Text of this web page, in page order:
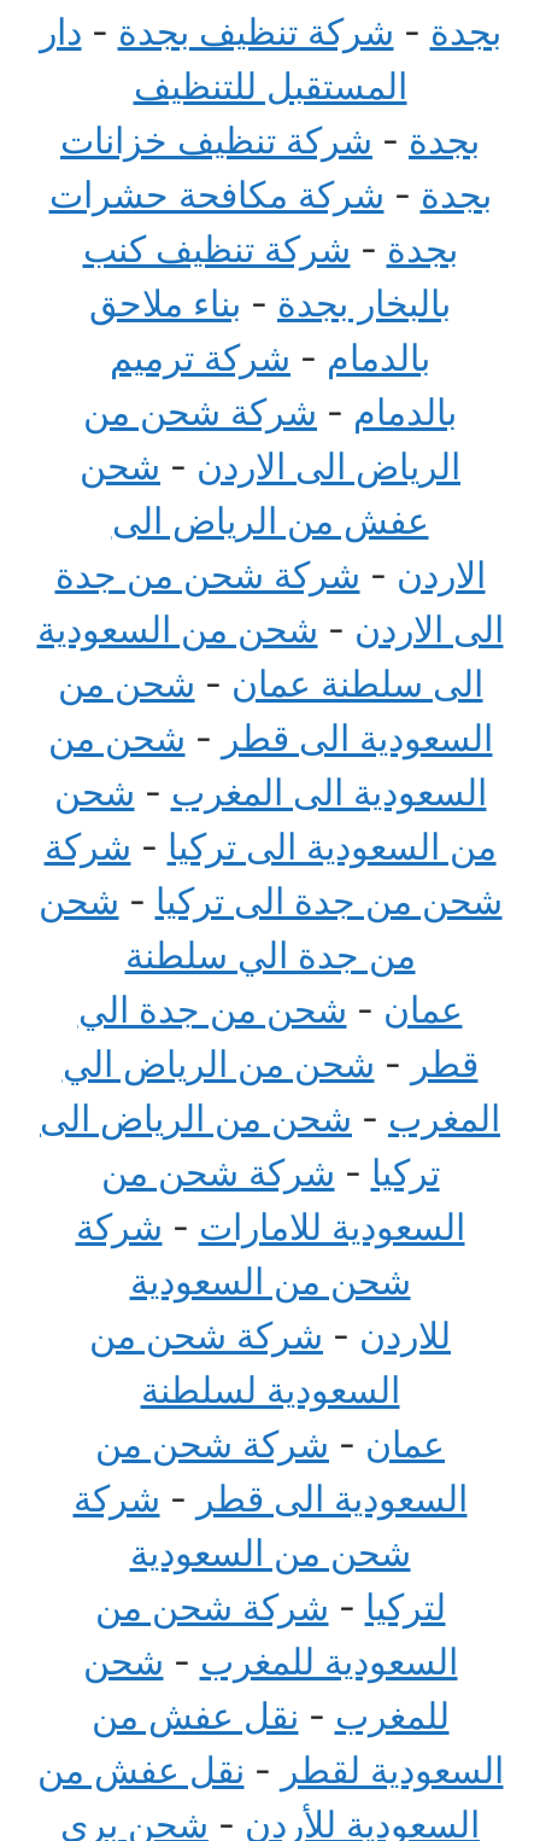
بجدة - شركة تنظيف بجدة - دار
المستقبل للتنظيف
بجدة - شركة تنظيف خزانات
بجدة - شركة مكافحة حشرات
بجدة - شركة تنظيف كنب
بالبخار بجدة - بناء ملاحق
بالدمام - شركة ترميم
بالدمام - شركة شحن من
الرياض الى الاردن - شحن
عفش من الرياض الى
الاردن - شركة شحن من جدة
الى الاردن - شحن من السعودية
الى سلطنة عمان - شحن من
السعودية الى قطر - شحن من
السعودية الى المغرب - شحن
من السعودية الى تركيا - شركة
شحن من جدة الى تركيا - شحن
من جدة الي سلطنة
عمان - شحن من جدة الي
قطر - شحن من الرياض الي
المغرب - شحن من الرياض الى
تركيا - شركة شحن من
السعودية للامارات - شركة
شحن من السعودية
للاردن - شركة شحن من
السعودية لسلطنة
عمان - شركة شحن من
السعودية الى قطر - شركة
شحن من السعودية
لتركيا - شركة شحن من
السعودية للمغرب - شحن
للمغرب - نقل عفش من
السعودية لقطر - نقل عفش من
السعودية للأردن - شحن بري